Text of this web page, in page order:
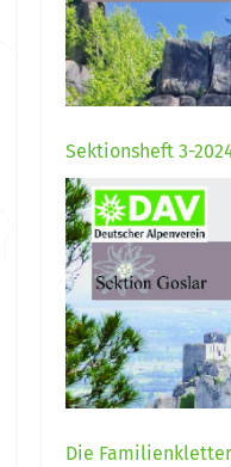
Sektionsheft 3-
Die